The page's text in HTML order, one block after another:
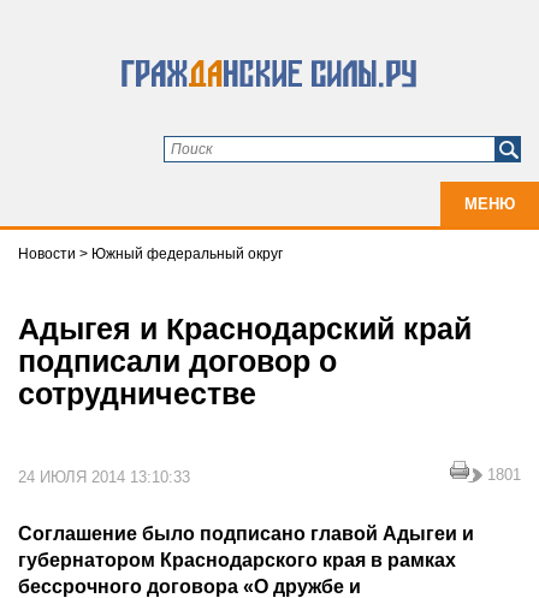
МЕНЮ
Новости > Южный федеральный округ
Адыгея и Краснодарский край
подписали договор о
сотрудничестве
24 ИЮЛЯ 2014 13:10:33 1801
Соглашение было подписано главой Адыгеи и
губернатором Краснодарского края в рамках
бессрочного договора «О дружбе и